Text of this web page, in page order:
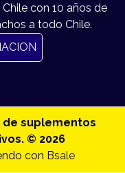
con 10 años de
a todo Chile.
de suplementos
© 2026
con Bsale